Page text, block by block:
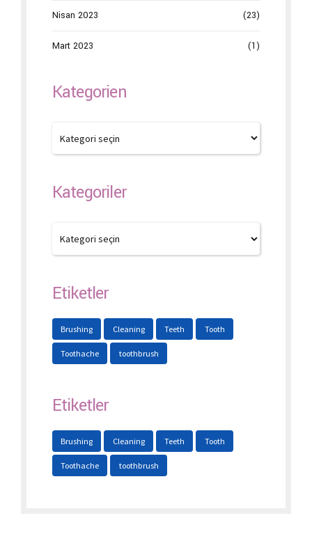
Nisan 2023 (23)
Mart 2023 (1)
Kategorien
Kategoriler
Etiketler
Brushing Cleaning Teeth Tooth
Toothache toothbrush
Etiketler
Brushing Cleaning Teeth Tooth
Toothache toothbrush